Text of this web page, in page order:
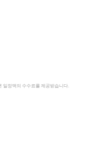
일정액의 수수료를 제공받습니다.